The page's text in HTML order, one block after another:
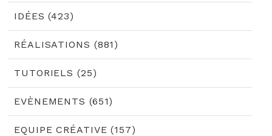
IDÉES (423)
RÉALISATIONS (881)
TUTORIELS (25)
EVÈNEMENTS (651)
EQUIPE CRÉATIVE (157)